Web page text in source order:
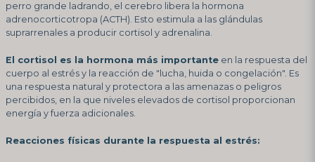
perro grande ladrando, el cerebro libera la hormona
adrenocorticotropa (ACTH). Esto estimula a las glándulas
suprarrenales a producir cortisol y adrenalina.
El cortisol es la hormona más importante en la respuesta del
cuerpo al estrés y la reacción de "lucha, huida o congelación". Es
una respuesta natural y protectora a las amenazas o peligros
percibidos, en la que niveles elevados de cortisol proporcionan
energía y fuerza adicionales.
Reacciones físicas durante la respuesta al estrés: